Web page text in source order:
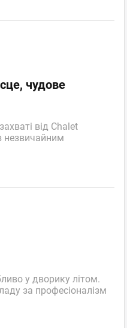
чудове
від Chalet
незвичайним
у дворику літом.
за професіоналізм